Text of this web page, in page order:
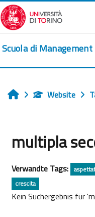
Zum Hauptinhalt
Scuola di Management
Startseite
Website
multipla
Verwandte Tags:
crescita
Kein Suchergebnis für